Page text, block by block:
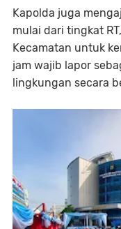
Kapolda juga
mulai dari tingkat
Kecamatan untuk
jam wajib lapor
lingkungan secara